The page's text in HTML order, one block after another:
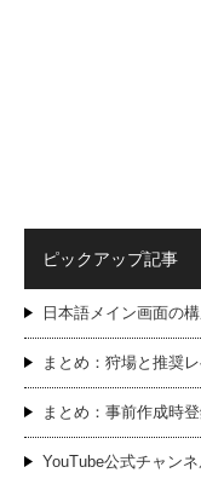
ピックアップ記事
日本語メイン画面の
まとめ：狩場と推奨
まとめ：事前作成時
YouTube公式チャン